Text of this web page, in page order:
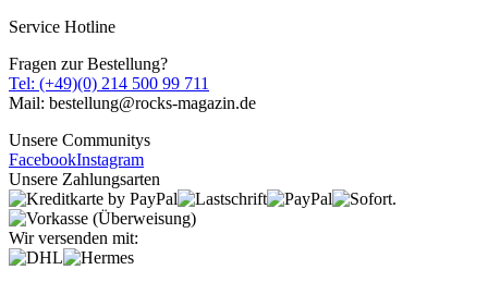
Service Hotline
Fragen zur Bestellung?
Tel: (+49)(0) 214 500 99 711
Mail: bestellung@rocks-magazin.de
Unsere Communitys
FacebookInstagram
Unsere Zahlungsarten
Wir versenden mit: